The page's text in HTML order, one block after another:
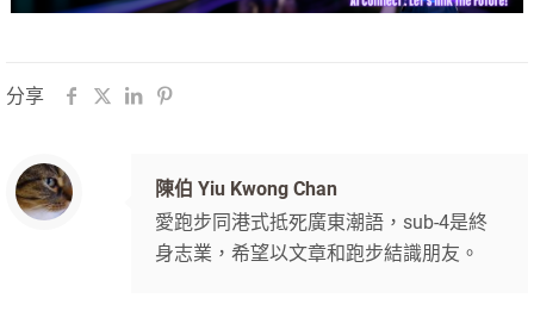
分享
陳伯 Yiu Kwong Chan
愛跑步同港式抵死廣東潮語，sub-4是終
身志業，希望以文章和跑步結識朋友。